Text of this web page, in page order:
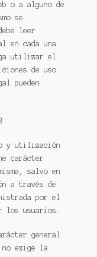
o a alguno de
se
leer
en cada una
utilizar el
de uso
pueden
y utilización
carácter
salvo en
a través de
por el
los usuarios.
general
exige la